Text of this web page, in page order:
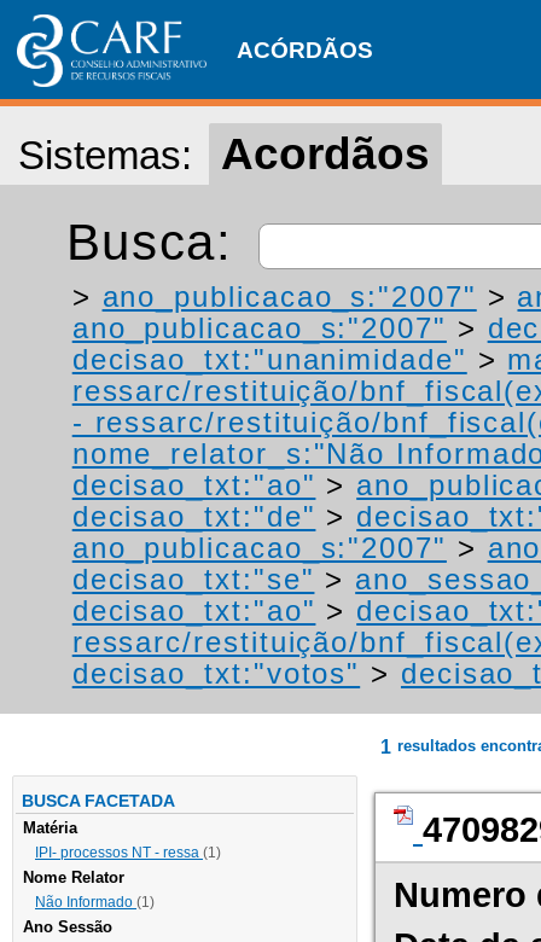
ACÓRDÃOS
Sistemas: Acordãos
Busca:
> ano_publicacao_s:"2007" >
ano_publicacao_s:"2007" >
decisao_txt:"unanimidade" >
ressarc/restituição/
- ressarc/restituição/
nome_relator_s:"Não
decisao_txt:"ao" >
decisao_txt:"de" >
ano_publicacao_s:"2007" >
decisao_txt:"se" >
decisao_txt:"ao" >
ressarc/restituição/
decisao_txt:"votos" >
BUSCA FACETADA
Matéria
IPI- processos NT - ressa (1)
Nome Relator
Não Informado (1)
Ano Sessão
1 resultados
Numero